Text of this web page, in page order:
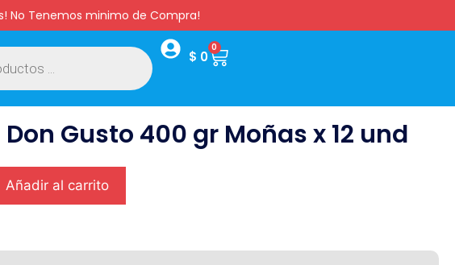
No Tenemos minimo de Compra!
$ 0
0
Don Gusto 400 gr Moñas x 12 und
Añadir al carrito